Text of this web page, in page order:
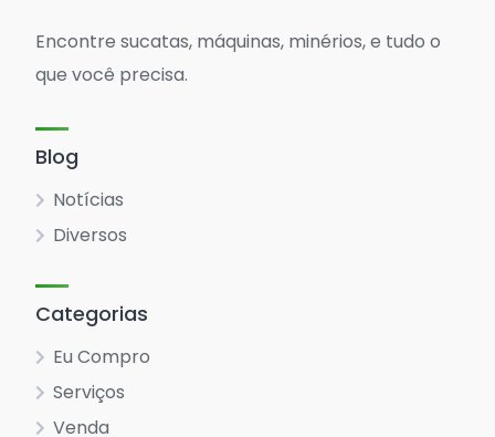
Encontre sucatas, máquinas, minérios, e tudo o
que você precisa.
Blog
Notícias
Diversos
Categorias
Eu Compro
Serviços
Venda